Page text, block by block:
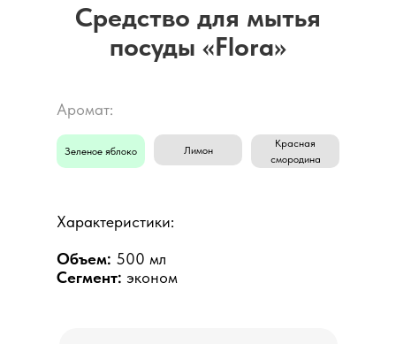
Аромат:
Характеристики:
Объем: 500 мл
Сегмент: эконом
Средство для мытья
посуды «Flora»
Красная
смородина
Лимон
Зеленое яблоко